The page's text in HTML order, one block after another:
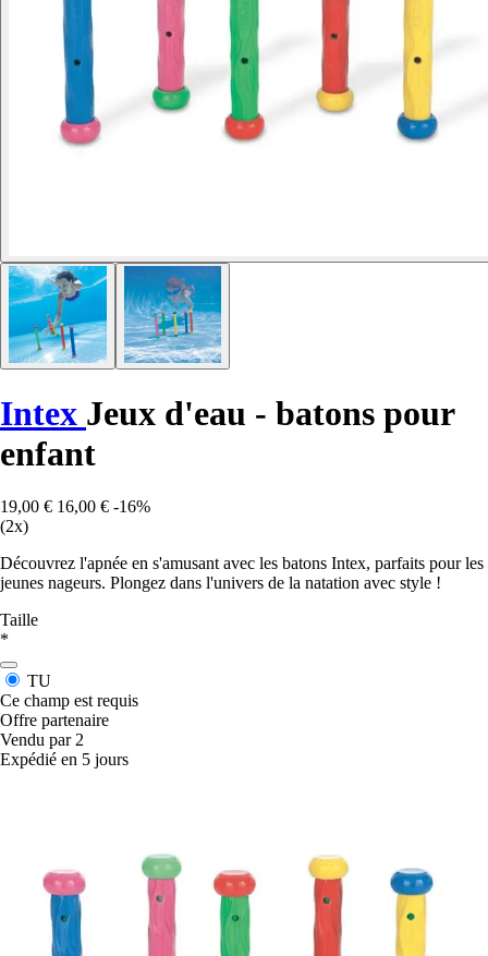
Intex Jeux d'eau - batons pour
enfant
19,00 € 16,00 € -16%
(2x)
Découvrez l'apnée en s'amusant avec les batons Intex, parfaits pour les
jeunes nageurs. Plongez dans l'univers de la natation avec style !
Taille
*
TU
Ce champ est requis
Offre partenaire
Vendu par 2
Expédié en 5 jours